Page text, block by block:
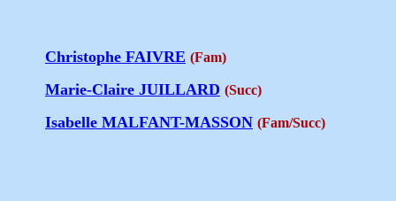
Christophe FAIVRE (Fam)
Marie-Claire JUILLARD (Succ)
Isabelle MALFANT-MASSON (Fam/Succ)